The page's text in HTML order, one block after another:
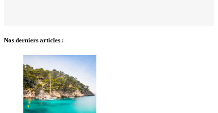
Nos derniers articles :